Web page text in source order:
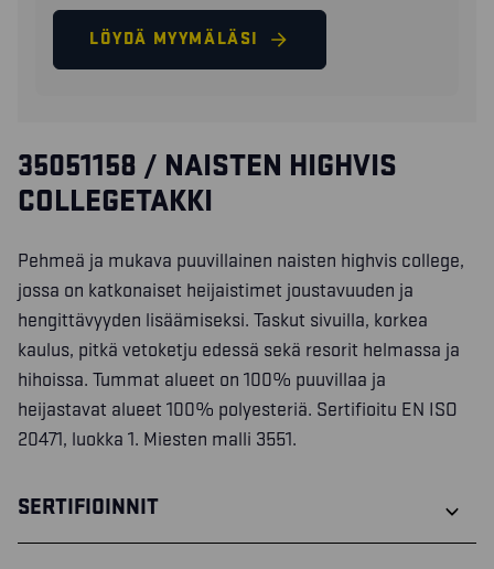
LÖYDÄ MYYMÄLÄSI
35051158 / NAISTEN HIGHVIS
COLLEGETAKKI
Pehmeä ja mukava puuvillainen naisten highvis college,
jossa on katkonaiset heijaistimet joustavuuden ja
hengittävyyden lisäämiseksi. Taskut sivuilla, korkea
kaulus, pitkä vetoketju edessä sekä resorit helmassa ja
hihoissa. Tummat alueet on 100% puuvillaa ja
heijastavat alueet 100% polyesteriä. Sertifioitu EN ISO
20471, luokka 1. Miesten malli 3551.
SERTIFIOINNIT